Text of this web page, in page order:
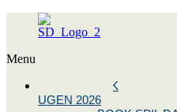
Menu
SPIL DANSK
UGEN 2026